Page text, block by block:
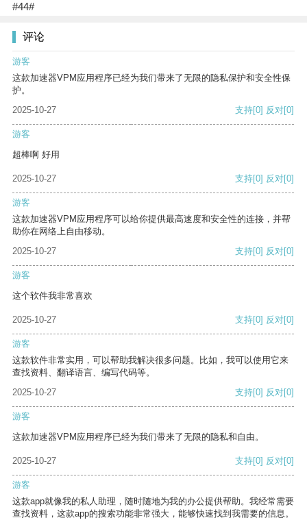
#44#
评论
游客
这款加速器VPM应用程序已经为我们带来了无限的隐私保护和安全性保
护。
2025-10-27
支持[0] 反对[0]
游客
超棒啊 好用
2025-10-27 支持[0] 反对[0]
游客
这款加速器VPM应用程序可以给你提供最高速度和安全性的连接，并帮
助你在网络上自由移动。
2025-10-27
支持[0] 反对[0]
游客
这个软件我非常喜欢
2025-10-27 支持[0] 反对[0]
游客
这款软件非常实用，可以帮助我解决很多问题。比如，我可以使用它来
查找资料、翻译语言、编写代码等。
2025-10-27
支持[0] 反对[0]
游客
这款加速器VPM应用程序已经为我们带来了无限的隐私和自由。
2025-10-27 支持[0] 反对[0]
游客
这款app就像我的私人助理，随时随地为我的办公提供帮助。我经常需要
查找资料，这款app的搜索功能非常强大，能够快速找到我需要的信息。